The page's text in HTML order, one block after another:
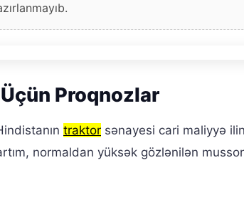
Proqnozlar
traktor sənayesi cari maliyyə
normaldan yüksək gözlənilən musson